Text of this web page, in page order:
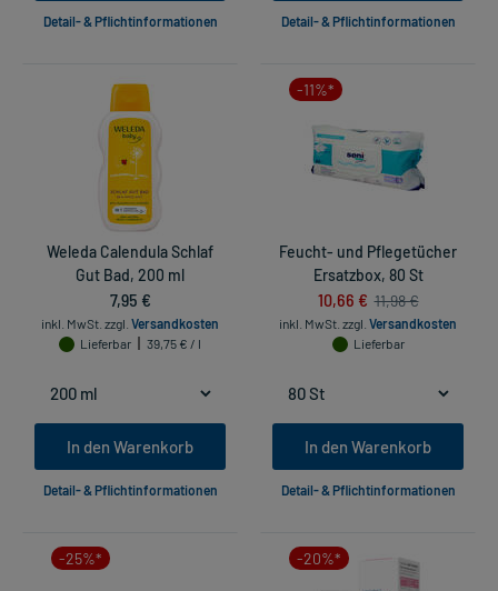
Detail- & Pflichtinformationen Detail- & Pflichtinformationen
Weleda Calendula Schlaf
Gut Bad, 200 ml
7,95 €
inkl. MwSt. zzgl. Versandkosten
Lieferbar
39,75 € / l
In den Warenkorb
Detail- & Pflichtinformationen
-11%*
Feucht- und Pflegetücher
Ersatzbox, 80 St
10,66 € 11,98 €
inkl. MwSt. zzgl. Versandkosten
Lieferbar
In den Warenkorb
Detail- & Pflichtinformationen
-25%* -20%*